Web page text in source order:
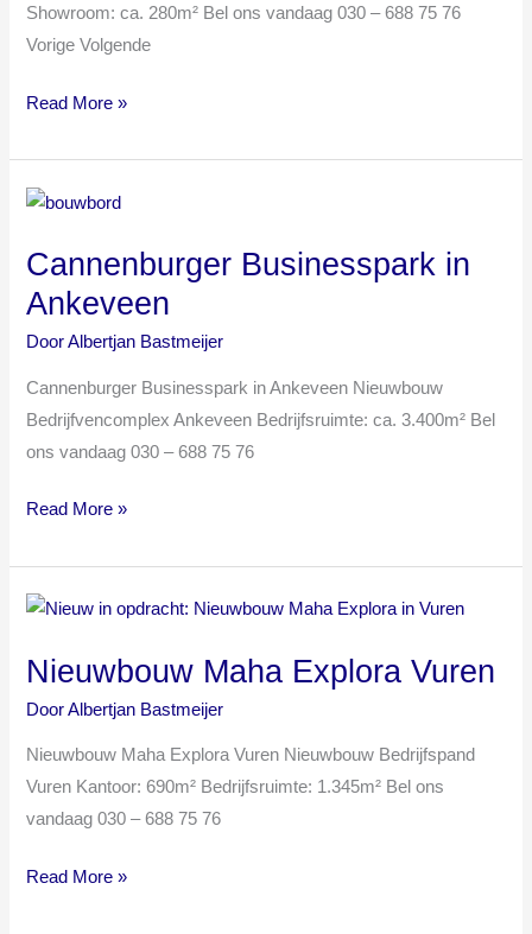
Showroom: ca. 280m² Bel ons vandaag 030 – 688 75 76
Vorige Volgende
Read More »
Cannenburger Businesspark in
Ankeveen
DoorAlbertjan Bastmeijer
Cannenburger Businesspark in Ankeveen Nieuwbouw
Bedrijfvencomplex Ankeveen Bedrijfsruimte: ca. 3.400m² Bel
ons vandaag 030 – 688 75 76
Cannenburger
in
Ankeveen
Read More »
Nieuwbouw Maha Explora Vuren
DoorAlbertjan Bastmeijer
Nieuwbouw Maha Explora Vuren Nieuwbouw Bedrijfspand
Vuren Kantoor: 690m² Bedrijfsruimte: 1.345m² Bel ons
vandaag 030 – 688 75 76
Nieuwbouw
Explora
Vuren
Read More »